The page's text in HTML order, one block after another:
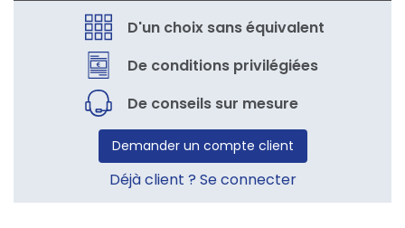
D'un choix sans équivalent
De conditions privilégiées
De conseils sur mesure
Demander un compte client
Déjà client ? Se connecter